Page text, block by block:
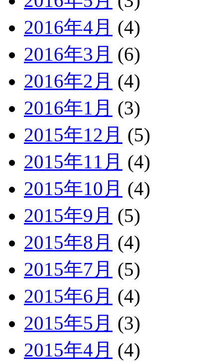
2016年4月 (4)
2016年3月 (6)
2016年2月 (4)
2016年1月 (3)
2015年12月 (5)
2015年11月 (4)
2015年10月 (4)
2015年9月 (5)
2015年8月 (4)
2015年7月 (5)
2015年6月 (4)
2015年5月 (3)
2015年4月 (4)